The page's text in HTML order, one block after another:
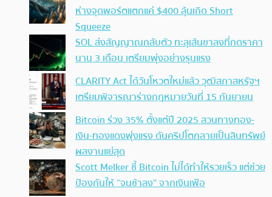
ห่างจุดพอร์ตแตกแค่ $400 ลุ้นเกิด Short
Squeeze
SOL ส่งสัญญาณกลับตัว ทะลุเส้นขาลงที่กดราคา
นาน 3 เดือน เตรียมพุ่งอย่างรุนแรง
CLARITY Act ได้วันโหวตใหม่แล้ว วุฒิสภาสหรัฐฯ
เตรียมพิจารณาร่างกฎหมายวันที่ 15 กันยายน
Bitcoin ร่วง 35% ตั้งแต่ปี 2025 สวนทางทอง-
เงิน-ทองแดงพุ่งแรง ดันคริปโตกลายเป็นสินทรัพย์
ผลงานแย่สุด
Scott Melker ชี้ Bitcoin ไม่ได้ทำให้รวยเร็ว แต่ช่วย
ป้องกันให้ “จนช้าลง” จากเงินเฟ้อ